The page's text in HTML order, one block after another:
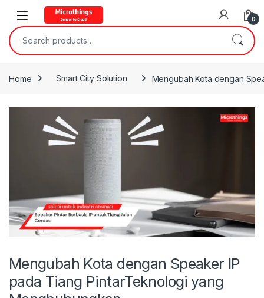
Open 0
Search for:
Home Smart City Solution Mengubah Kota dengan
Mengubah Kota dengan Speaker IP
pada Tiang PintarTeknologi yang